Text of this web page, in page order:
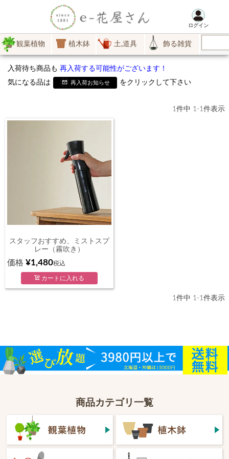
ログイン
観葉植物 植木鉢 土,道具 飾る雑貨
入荷待ち商品も 再入荷する可能性がございます！
気になる品は
再入荷お知らせ をクリックして下さい
1件中 1-1件表示
スタッフおすすめ、ミストスプ
レー（霧吹き）
価格 ¥1,480税込
カートに入れる
1件中 1-1件表示
商品カテゴリ一覧